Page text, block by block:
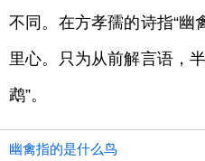
不同。在方孝孺的诗指“幽
里心。只为从前解言语，
鹉”。
幽禽指的是什么鸟